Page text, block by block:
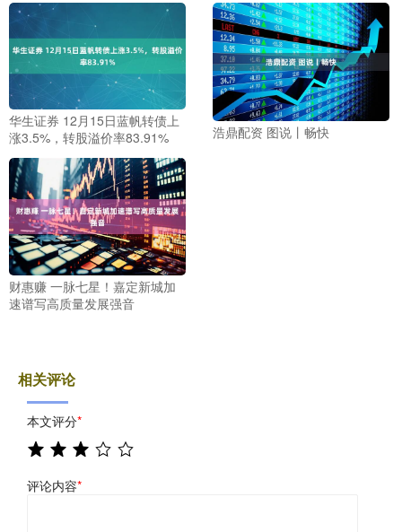
华生证券 12月15日蓝帆转债上
涨3.5%，转股溢价率83.91%
浩鼎配资 图说丨畅快
财惠赚 一脉七星！嘉定新城加
速谱写高质量发展强音
相关评论
本文评分*
评论内容*